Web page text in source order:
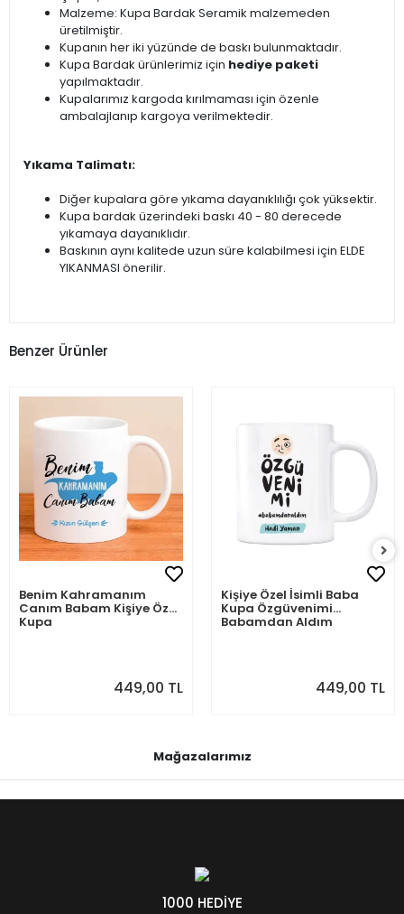
Malzeme: Kupa Bardak Seramik malzemeden
üretilmiştir.
Kupanın her iki yüzünde de baskı bulunmaktadır.
Kupa Bardak ürünlerimiz için hediye paketi
yapılmaktadır.
Kupalarımız kargoda kırılmaması için özenle
ambalajlanıp kargoya verilmektedir.
Yıkama Talimatı:
Diğer kupalara göre yıkama dayanıklılığı çok yüksektir.
Kupa bardak üzerindeki baskı 40 - 80 derecede
yıkamaya dayanıklıdır.
Baskının aynı kalitede uzun süre kalabilmesi için ELDE
YIKANMASI önerilir.
Benzer Ürünler
Benim Kahramanım
Canım Babam Kişiye Özel
Kupa
449,00 TL
Kişiye Özel İsimli Baba
Kupa Özgüvenimi
Babamdan Aldım
449,00 TL
Mağazalarımız
1000 HEDİYE